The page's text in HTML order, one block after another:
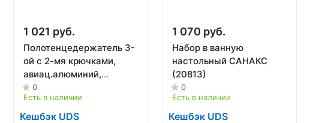
1 021 руб.
Полотенцедержатель 3-
ой с 2-мя крючками,
авиац.алюминий,
черный ACCOONA
A11609-3
0
Есть в наличии
Кешбэк UDS
1 070 руб.
Набор в ванную
настольный САНАКС
(20813)
0
Есть в наличии
Кешбэк UDS